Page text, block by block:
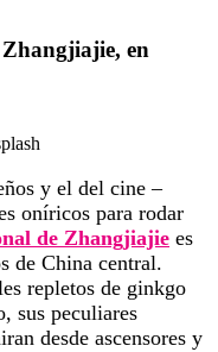
en
y el del cine –
oníricos para rodar
de Zhangjiajie es
de China central.
repletos de ginkgo
sus peculiares
desde ascensores y